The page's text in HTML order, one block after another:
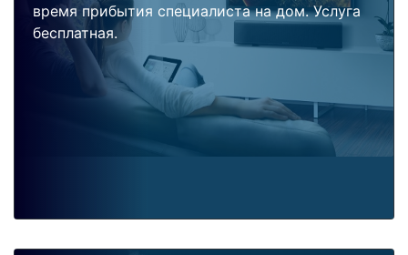
время прибытия специалиста на дом. Услуга
бесплатная.